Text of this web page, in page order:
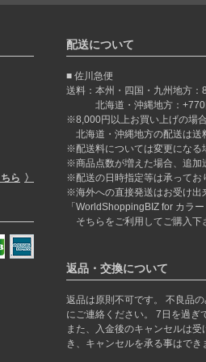
ら
配送について
佐川急便
送料：本州・四国・九州地方：
北海道・沖縄地方：+770
※8,000円以上お買い上げの場
北海道・沖縄地方の配送は送
※配送料については変更になる
※商品点数が増えた場合、追加
※配送の日時指定等は承ってお
※海外への直接発送はお受け出
「WorldShoppingBIZ for カラ
そちらをご利用してご購入下
返品・交換について
返品は原則不可です。 不良品
にご連絡ください。 7日を過ぎ
また、入金後のキャンセルは
き、キャンセルを承る事はでき